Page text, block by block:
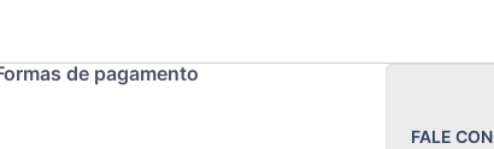
de pagamento
FALE